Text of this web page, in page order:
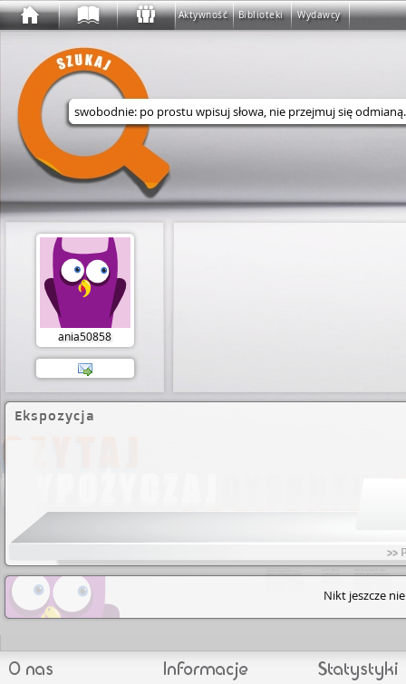
Aktywność Biblioteki Wydawcy
Wyszukaj w serwisie
ania50858
Ekspozycja
>>
Nikt jeszcze